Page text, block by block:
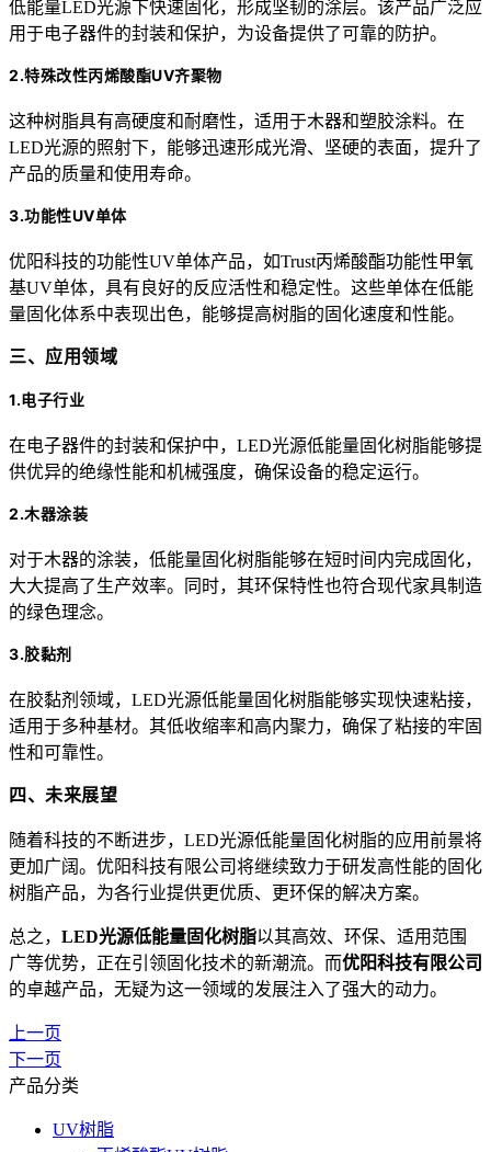
低能量LED光源下快速固化，形成坚韧的涂层。该产品广泛应
用于电子器件的封装和保护，为设备提供了可靠的防护。
2.特殊改性丙烯酸酯UV齐聚物
这种树脂具有高硬度和耐磨性，适用于木器和塑胶涂料。在
LED光源的照射下，能够迅速形成光滑、坚硬的表面，提升了
产品的质量和使用寿命。
3.功能性UV单体
优阳科技的功能性UV单体产品，如Trust丙烯酸酯功能性甲氧
基UV单体，具有良好的反应活性和稳定性。这些单体在低能
量固化体系中表现出色，能够提高树脂的固化速度和性能。
三、应用领域
1.电子行业
在电子器件的封装和保护中，LED光源低能量固化树脂能够提
供优异的绝缘性能和机械强度，确保设备的稳定运行。
2.木器涂装
对于木器的涂装，低能量固化树脂能够在短时间内完成固化，
大大提高了生产效率。同时，其环保特性也符合现代家具制造
的绿色理念。
3.胶黏剂
在胶黏剂领域，LED光源低能量固化树脂能够实现快速粘接，
适用于多种基材。其低收缩率和高内聚力，确保了粘接的牢固
性和可靠性。
四、未来展望
随着科技的不断进步，LED光源低能量固化树脂的应用前景将
更加广阔。优阳科技有限公司将继续致力于研发高性能的固化
树脂产品，为各行业提供更优质、更环保的解决方案。
总之， LED光源低能量固化树脂以其高效、环保、适用范围
广等优势，正在引领固化技术的新潮流。而优阳科技有限公司
的卓越产品，无疑为这一领域的发展注入了强大的动力。
上一页
下一页
产品分类
UV树脂